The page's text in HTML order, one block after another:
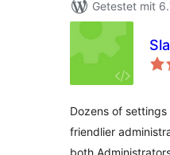
Getestet mit
Dozens of
friendlier
both